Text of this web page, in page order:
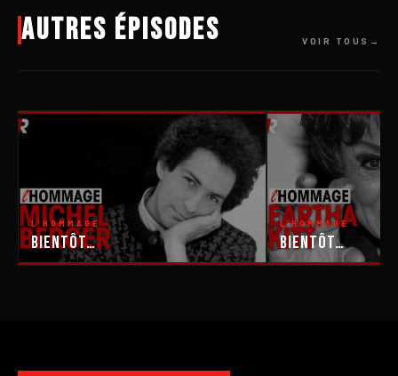
Autres épisodes VOIR TOUS
L'HOMMAGE
Bientôt…
L'HOMMAGE
Bientôt…